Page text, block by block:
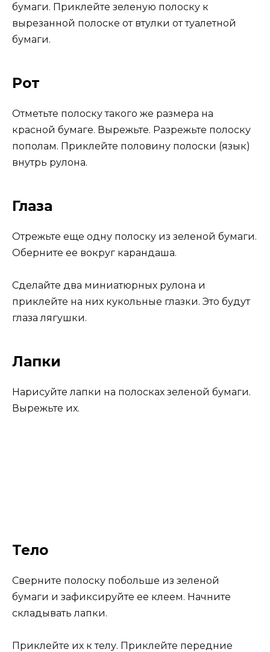
бумаги. Приклейте зеленую полоску к
вырезанной полоске от втулки от туалетной
бумаги.
Рот
Отметьте полоску такого же размера на
красной бумаге. Вырежьте. Разрежьте полоску
пополам. Приклейте половину полоски (язык)
внутрь рулона.
Глаза
Отрежьте еще одну полоску из зеленой бумаги.
Оберните ее вокруг карандаша.
Сделайте два миниатюрных рулона и
приклейте на них кукольные глазки. Это будут
глаза лягушки.
Лапки
Нарисуйте лапки на полосках зеленой бумаги.
Вырежьте их.
Тело
Сверните полоску побольше из зеленой
бумаги и зафиксируйте ее клеем. Начните
складывать лапки.
Приклейте их к телу. Приклейте передние